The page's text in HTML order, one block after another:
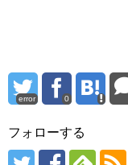
error 0
フォローする